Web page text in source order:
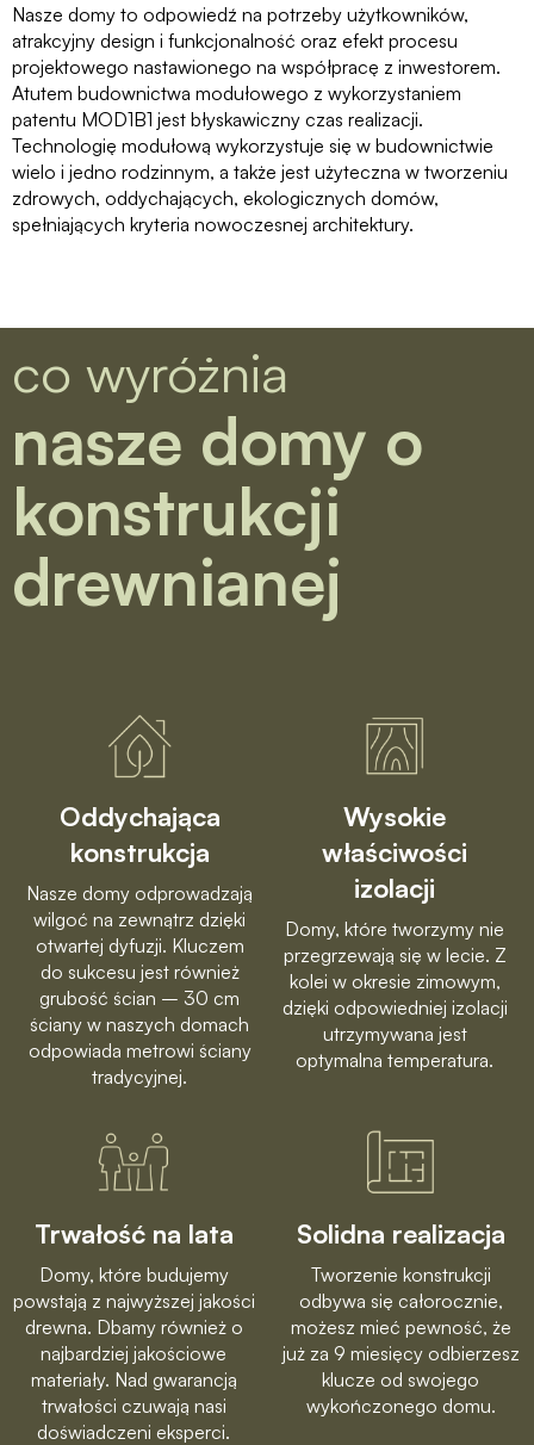
Nasze domy to odpowiedź na potrzeby użytkowników,
atrakcyjny design i funkcjonalność oraz efekt procesu
projektowego nastawionego na współpracę z inwestorem.
Atutem budownictwa modułowego z wykorzystaniem
patentu MOD1B1 jest błyskawiczny czas realizacji.
Technologię modułową wykorzystuje się w budownictwie
wielo i jedno rodzinnym, a także jest użyteczna w tworzeniu
zdrowych, oddychających, ekologicznych domów,
spełniających kryteria nowoczesnej architektury.
co wyróżnia
nasze domy o
konstrukcji
drewnianej
Oddychająca
konstrukcja
Nasze domy odprowadzają
wilgoć na zewnątrz dzięki
otwartej dyfuzji. Kluczem
do sukcesu jest również
grubość ścian – 30 cm
ściany w naszych domach
odpowiada metrowi ściany
tradycyjnej.
Wysokie
właściwości
izolacji
Domy, które tworzymy nie
przegrzewają się w lecie. Z
kolei w okresie zimowym,
dzięki odpowiedniej izolacji
utrzymywana jest
optymalna temperatura.
Trwałość na lata
Domy, które budujemy
powstają z najwyższej jakości
drewna. Dbamy również o
najbardziej jakościowe
materiały. Nad gwarancją
trwałości czuwają nasi
doświadczeni eksperci.
Solidna realizacja
Tworzenie konstrukcji
odbywa się całorocznie,
możesz mieć pewność, że
już za 9 miesięcy odbierzesz
klucze od swojego
wykończonego domu.